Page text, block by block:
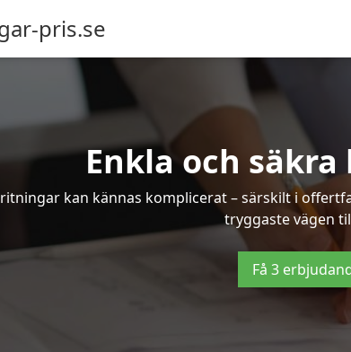
pris.se
Enkla och
kan kännas komplicerat – särskilt i
tryggaste vägen
Få 3